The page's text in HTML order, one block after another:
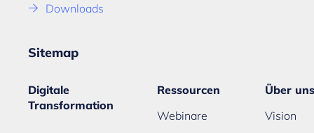
Downloads
Sitemap
Digitale
Transformation
Ressourcen
Webinare
Über uns
Vision